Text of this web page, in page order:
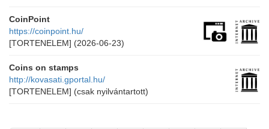
CoinPoint
https://coinpoint.hu/
[TORTENELEM] (2026-06-23)
Coins on stamps
http://kovasati.gportal.hu/
[TORTENELEM] (csak nyilvántartott)